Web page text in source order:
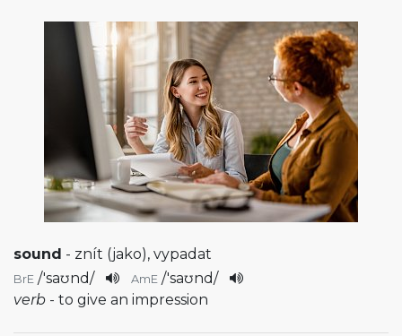
sound - znít (jako), vypadat
BrE /'saʊnd/ AmE /'saʊnd/
verb - to give an impression